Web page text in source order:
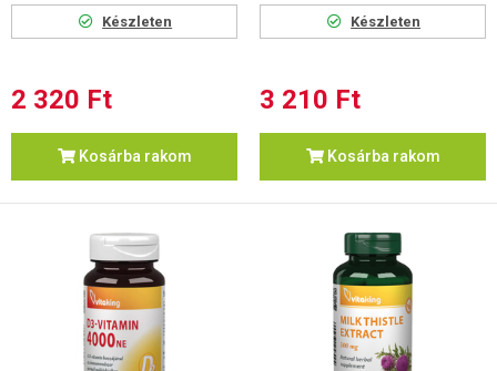
Készleten
2 320 Ft
Kosárba rakom
Készleten
3 210 Ft
Kosárba rakom